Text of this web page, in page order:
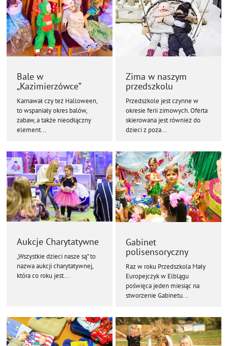
Bale w
„Kazimierzówce”
Karnawał czy też Halloween,
to wspaniały okres balów,
zabaw, a także nieodłączny
element...
Zima w naszym
przedszkolu
Przedszkole jest czynne w
okresie ferii zimowych. Oferta
skierowana jest również do
dzieci z poza...
Aukcje Charytatywne
„Wszystkie dzieci nasze są” to
nazwa aukcji charytatywnej,
która co roku jest...
Gabinet
polisensoryczny
Raz w roku Przedszkola Mały
Europejczyk w Elblągu
poświęca jeden miesiąc na
stworzenie Gabinetu...